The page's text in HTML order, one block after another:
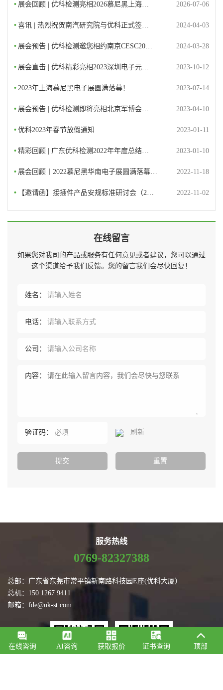
在线咨询 AI咨询 获取报价 证书查询 顶部
• 2026-07-06
展会回顾 | 优科检测亮相2026慕尼黑上海…
• 2024-04-03
喜讯 | 热烈祝贺南汽研究院与优科正式签…
• 2024-03-28
展会预告 | 优科检测邀您相约南京CESC20…
• 2023-10-12
展会直击 | 优科精彩亮相2023深圳电子元…
• 2023-07-14
2023年上海慕尼黑电子展圆满落幕！
• 2023-04-10
展会预告 | 优科检测即将亮相北京军博会…
• 2023-01-11
优科2023年春节放假通知
• 2023-01-10
精彩回顾 | 广东优科检测2022年年度总结…
• 2022-11-18
展会回顾丨2022慕尼黑华南电子展圆满落幕…
• 2022-11-02
【邀请函】接插件产品安规标准研讨会（2…
在线留言
如果您对我司的产品或服务有任何意见或者建议，您可以通过
这个渠道给予我们反馈。您的留言我们会尽快回复！
姓名：
电话：
公司：
内容：
验证码： 刷新
服务热线
0769-82327388
总部：广东省东莞市常平镇新南路科技园E座(优科大厦）
总机：150 1267 9411
邮箱：fde@uk-st.com